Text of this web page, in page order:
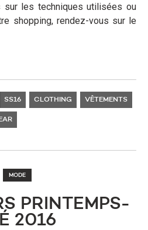
sur les techniques utilisées ou
shopping, rendez-vous sur le
SS16 CLOTHING VÊTEMENTS
MODE
PRINTEMPS-
2016